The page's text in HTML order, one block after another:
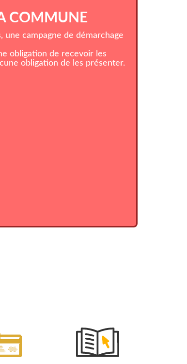
COMMUNE
une campagne de démarchage
obligation de recevoir les
obligation de les présenter.